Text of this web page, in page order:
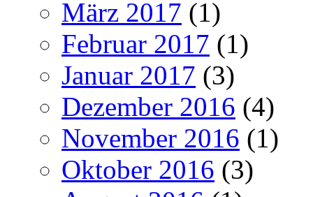
März 2017 (1)
Februar 2017 (1)
Januar 2017 (3)
Dezember 2016 (4)
November 2016 (1)
Oktober 2016 (3)